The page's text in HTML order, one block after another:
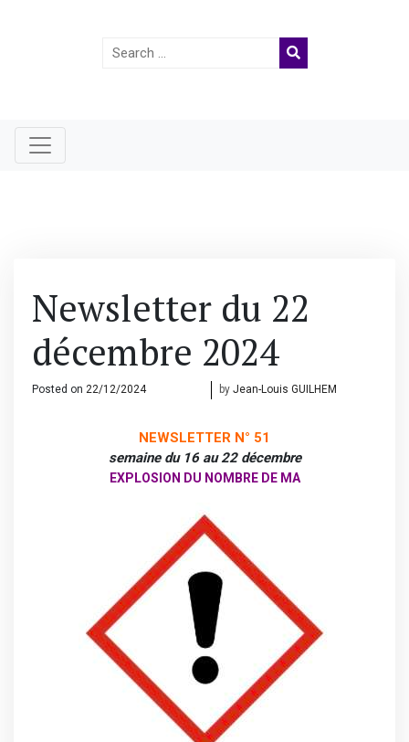
Search
Newsletter du 22
décembre 2024
Posted on 22/12/202426/12/2024 by Jean-Louis GUILHEM
NEWSLETTER N° 51
semaine du 16 au 22 décembre
EXPLOSION DU NOMBRE DE MA